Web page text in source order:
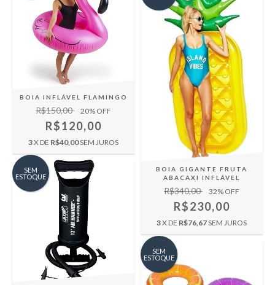
BOIA INFLÁVEL FLAMINGO
R$150,00 20% OFF
R$120,00
3X DE R$40,00SEM JUROS
BOIA GIGANTE FRUTA
ABACAXI INFLÁVEL
R$340,00 32% OFF
R$230,00
3X DE R$76,67SEM JUROS
SEM
ESTOQUE
SEM
ESTOQUE